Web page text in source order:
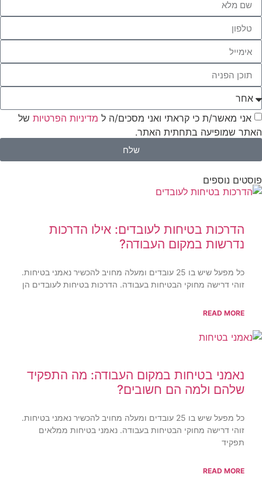
אני מאשר/ת כי קראתי ואני מסכים/ה ל מדיניות הפרטיות של
האתר שמופיעה בתחתית האתר.
שלח
פוסטים נוספים
הדרכות בטיחות לעובדים: אילו הדרכות
נדרשות במקום העבודה?
כל מפעל שיש בו 25 עובדים ומעלה מחויב להכשיר נאמני בטיחות.
זוהי דרישה מחוקי הבטיחות בעבודה. הדרכות בטיחות לעובדים הן
READ MORE
נאמני בטיחות במקום העבודה: מה התפקיד
שלהם ולמה הם חשובים?
כל מפעל שיש בו 25 עובדים ומעלה מחויב להכשיר נאמני בטיחות.
זוהי דרישה מחוקי הבטיחות בעבודה. נאמני בטיחות ממלאים
תפקיד
READ MORE